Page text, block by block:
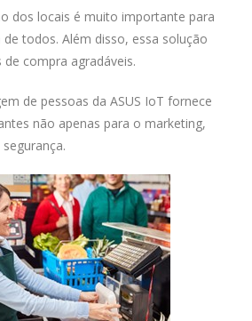
dos locais é muito importante para
de todos. Além disso, essa solução
compra agradáveis.
de pessoas da ASUS IoT fornece
não apenas para o marketing,